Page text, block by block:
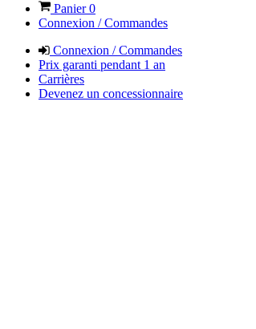
Panier0
Connexion / Commandes
Connexion / Commandes
Prix garanti pendant 1 an
Carrières
Devenez un concessionnaire